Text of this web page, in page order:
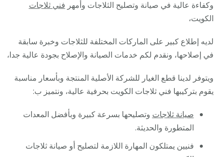
وكفاءة عالية في صيانة وتصليح الثلاجات وأمهر فني ثلاجات
الكويت،
لديه إطلاع كبير على الماركات المختلفة للثلاجات وخبرة سابقة
في إصلاحها، ونقدم لكم خدمات الصيانة والإصلاح بجودة عالية جدا،
ويتوفر لدينا قطع الغيار للشركة الأصلية المنتجة وبأسعار مناسبة
يقوم بتركيبها فني ثلاجات الكويت بحرفية عالية، ونتميز ب:
صيانة ثلاجات وتصليحها بسرعة كبيرة وبأفضل المعدات
المتطورة والحديثة.
فنيين يمتلكون المهارة اللازمة لتصليح أو صيانة ثلاجات